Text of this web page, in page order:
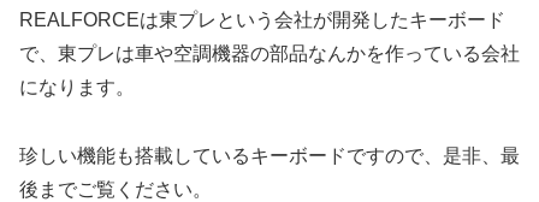
REALFORCEは東プレという会社が開発したキーボード
で、東プレは車や空調機器の部品なんかを作っている会社
になります。
珍しい機能も搭載しているキーボードですので、是非、最
後までご覧ください。